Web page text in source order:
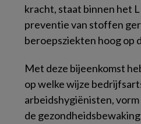
kracht, staat binnen het
preventie van stoffen
beroepsziekten hoog op
Met deze bijeenkomst
op welke wijze
arbeidshygiënisten,
de